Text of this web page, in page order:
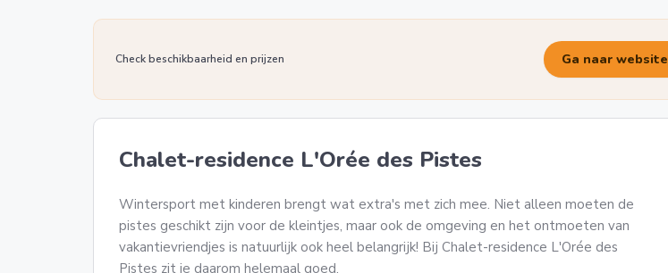
Check beschikbaarheid en prijzen Ga naar website
Chalet-residence L'Orée des Pistes
Wintersport met kinderen brengt wat extra's met zich mee. Niet alleen moeten de
pistes geschikt zijn voor de kleintjes, maar ook de omgeving en het ontmoeten van
vakantievriendjes is natuurlijk ook heel belangrijk! Bij Chalet-residence L'Orée des
Pistes zit je daarom helemaal goed.